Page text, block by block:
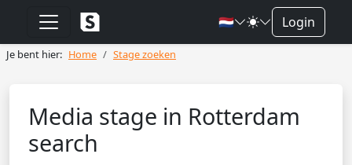
🇳🇱 Login
Je bent hier: Home Stage zoeken
Media stage in Rotterdam
search